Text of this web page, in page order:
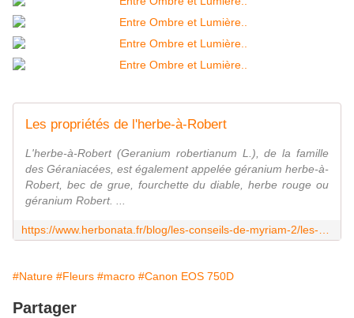
Les propriétés de l'herbe-à-Robert
L'herbe-à-Robert (Geranium robertianum L.), de la famille
des Géraniacées, est également appelée géranium herbe-à-
Robert, bec de grue, fourchette du diable, herbe rouge ou
géranium Robert. ...
#Nature #Fleurs #macro #Canon EOS 750D
Partager